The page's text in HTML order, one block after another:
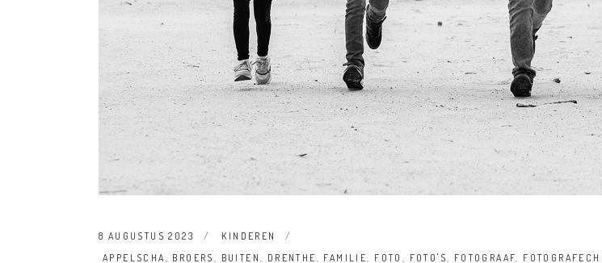
8 AUGUSTUS 2023
KINDEREN
APPELSCHA, BROERS , BUITEN, DRENTHE , FAMILIE, FOTO , FOTO'S, FOTOGRAAF,